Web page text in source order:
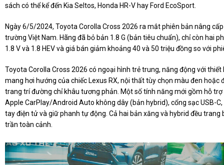
sách có thể kể đến Kia Seltos, Honda HR-V hay Ford EcoSport.
Ngày 6/5/2024, Toyota Corolla Cross 2026 ra mắt phiên bản nâng
trường Việt Nam. Hãng đã bỏ bản 1.8 G (bản tiêu chuẩn), chỉ còn hai
1.8 V và 1.8 HEV và giá bán giảm khoảng 40 và 50 triệu đồng so với
Toyota Corolla Cross 2026 có ngoại hình trẻ trung, năng động với thiết
mang hơi hướng của chiếc Lexus RX, nội thất tùy chọn màu đen hoặc
trang trí đường chỉ khâu tương phản. Một số tính năng mới gồm hỗ trợ
Apple CarPlay/Android Auto không dây (bản hybrid), cổng sạc USB-
tay điện tử và giữ phanh tự động. Cả hai bản xăng và hybrid đều trang
trần toàn cảnh.